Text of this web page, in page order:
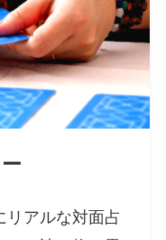
リアルな対面占